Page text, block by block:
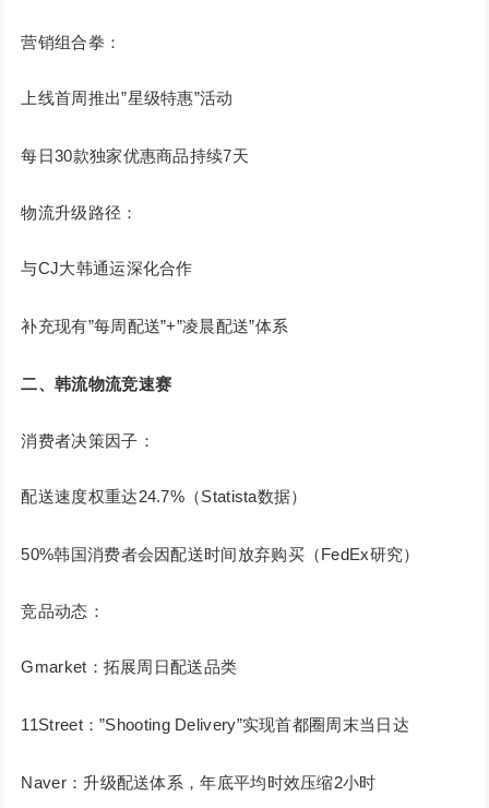
营销组合拳：
上线首周推出”星级特惠”活动
每日30款独家优惠商品持续7天
物流升级路径：
与CJ大韩通运深化合作
补充现有”每周配送”+”凌晨配送”体系
二、韩流物流竞速赛
消费者决策因子：
配送速度权重达24.7%（Statista数据）
50%韩国消费者会因配送时间放弃购买（FedEx研究）
竞品动态：
Gmarket：拓展周日配送品类
11Street：”Shooting Delivery”实现首都圈周末当日达
Naver：升级配送体系，年底平均时效压缩2小时